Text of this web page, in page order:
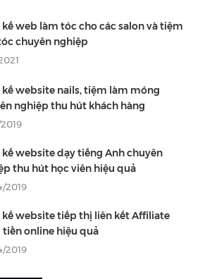
kế web làm tóc cho các salon và tiệm
chuyên nghiệp
kế website nails, tiệm làm móng
nghiệp thu hút khách hàng
kế website dạy tiếng Anh chuyên
thu hút học viên hiệu quả
2019
kế website tiếp thị liên kết Affiliate
tiền online hiệu quả
2019